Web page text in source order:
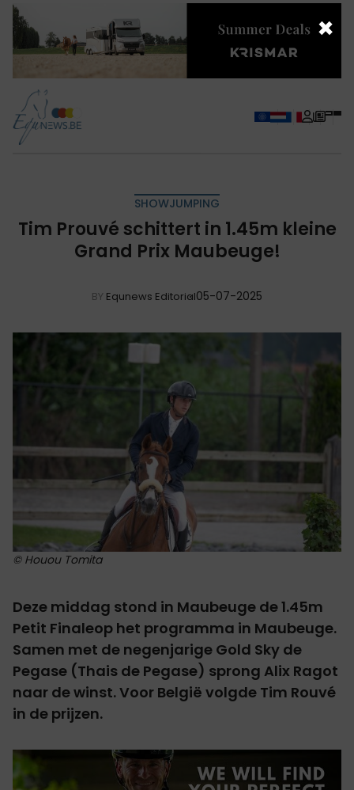
SHOWJUMPING
Tim Prouvé schittert in 1.45m kleine
Grand Prix Maubeuge!
BY Equnews Editorial05-07-2025
© Houou Tomita
Deze middag stond in Maubeuge de 1.45m
Petit Finaleop het programma in Maubeuge.
Samen met de negenjarige Gold Sky de
Pegase (Thais de Pegase) sprong Alix Ragot
naar de winst. Voor België volgde Tim Rouvé
in de prijzen.
×